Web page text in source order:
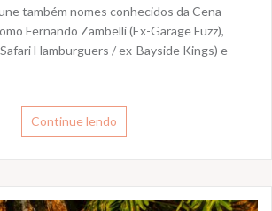
também nomes conhecidos da Cena
Fernando Zambelli (Ex-Garage Fuzz),
Hamburguers / ex-Bayside Kings) e
Continue lendo